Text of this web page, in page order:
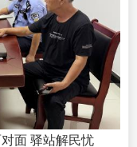
面 驿站解民忧